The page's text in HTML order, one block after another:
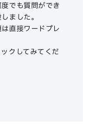
でも質問ができ
ました。
直接ワードプレ
クしてみてくだ